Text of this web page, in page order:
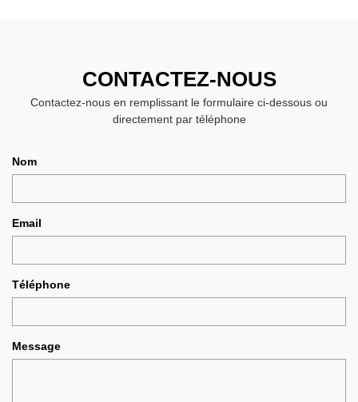
CONTACTEZ-NOUS
Contactez-nous en remplissant le formulaire ci-dessous ou
directement par téléphone
Nom
Email
Téléphone
Message